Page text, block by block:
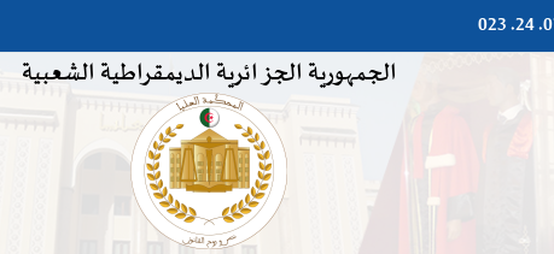
الجمهورية الجزائرية الديمقراطية الشعبية